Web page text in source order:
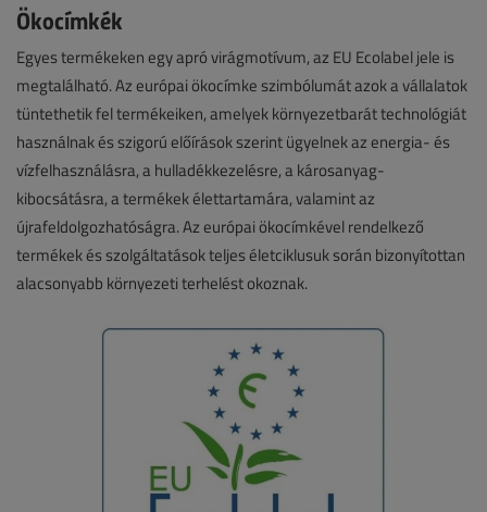
Ökocímkék
Egyes termékeken egy apró virágmotívum, az EU Ecolabel jele is
megtalálható. Az európai ökocímke szimbólumát azok a vállalatok
tüntethetik fel termékeiken, amelyek környezetbarát technológiát
használnak és szigorú előírások szerint ügyelnek az energia- és
vízfelhasználásra, a hulladékkezelésre, a károsanyag-
kibocsátásra, a termékek élettartamára, valamint az
újrafeldolgozhatóságra. Az európai ökocímkével rendelkező
termékek és szolgáltatások teljes életciklusuk során bizonyítottan
alacsonyabb környezeti terhelést okoznak.